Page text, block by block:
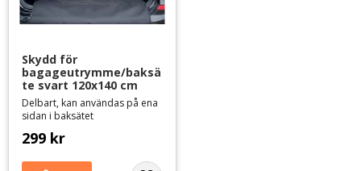
Skydd för
bagageutrymme/baksä
te svart 120x140 cm
Delbart, kan användas på ena
sidan i baksätet
299 kr